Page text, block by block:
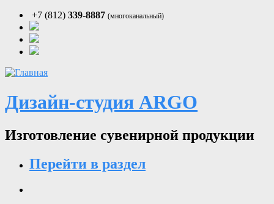
+7 (812) 339-8887 (многоканальный)
Дизайн-студия ARGO
Изготовление сувенирной продукции
Перейти в раздел